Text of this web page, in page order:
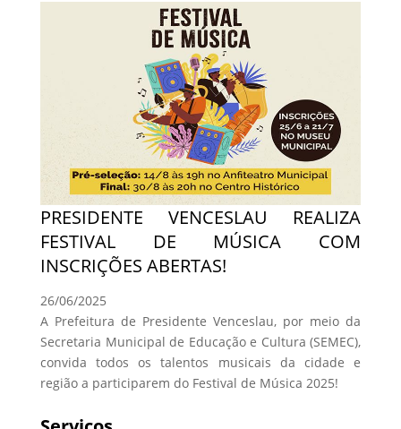
PRESIDENTE VENCESLAU REALIZA
FESTIVAL DE MÚSICA COM
INSCRIÇÕES ABERTAS!
26/06/2025
A Prefeitura de Presidente Venceslau, por meio da
Secretaria Municipal de Educação e Cultura (SEMEC),
convida todos os talentos musicais da cidade e
região a participarem do Festival de Música 2025!